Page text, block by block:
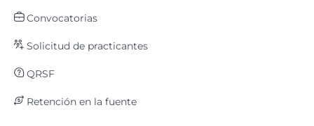
Convocatorias
Solicitud de practicantes
QRSF
Retención en la fuente